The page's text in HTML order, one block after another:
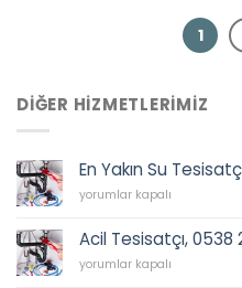
1
DIĞER HIZMETLERIMIZ
En Yakın Su
En
Tesisatçı,
0538
yorumlar kapalı
Acil Tesisatçı, 0538
Acil
yorumlar kapalı